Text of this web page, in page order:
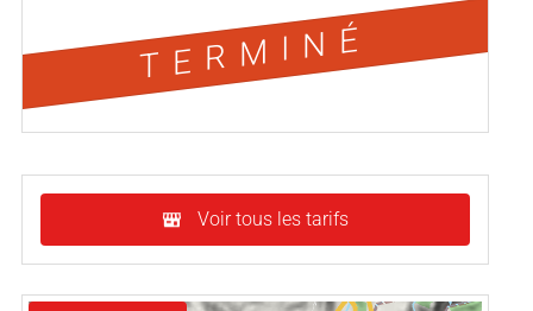
TERMINÉ
Voir tous les tarifs